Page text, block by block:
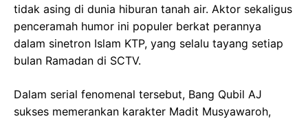
tidak asing di dunia hiburan tanah air. Aktor sekaligus
penceramah humor ini populer berkat perannya
dalam sinetron Islam KTP, yang selalu tayang setiap
bulan Ramadan di SCTV.
Dalam serial fenomenal tersebut, Bang Qubil AJ
sukses memerankan karakter Madit Musyawaroh,